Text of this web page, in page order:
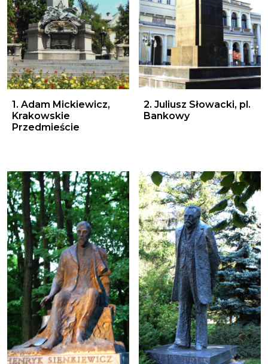
1. Adam Mickiewicz,
Krakowskie
Przedmieście
2. Juliusz Słowacki, pl.
Bankowy